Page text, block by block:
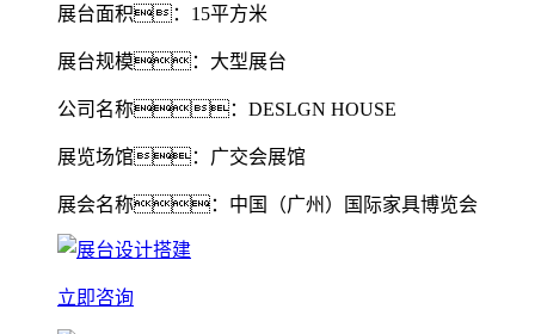
展台面积：15平方米
展台规模：大型展台
公司名称：DESLGN HOUSE
展览场馆：广交会展馆
展会名称：中国（广州）国际家具博览会
立即咨询